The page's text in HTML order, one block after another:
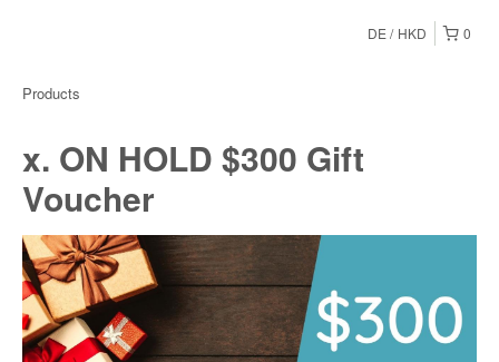
0
DE HKD
Products
x. ON HOLD $300 Gift
Voucher